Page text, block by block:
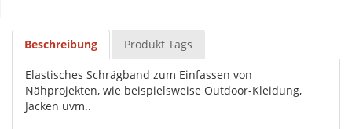
Beschreibung Produkt Tags
Elastisches Schrägband zum Einfassen von
Nähprojekten, wie beispielsweise Outdoor-Kleidung,
Jacken uvm..